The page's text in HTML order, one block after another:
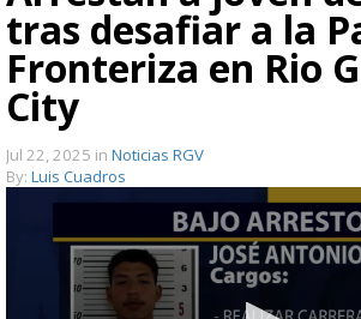
tras desafiar a la
Fronteriza en Rio
City
Jul 22, 2025 in Noticias RGV
By: Luis Cuadros